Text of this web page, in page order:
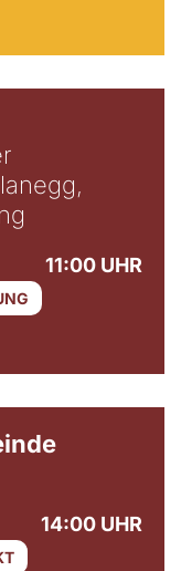
11:00 UHR
14:00 UHR